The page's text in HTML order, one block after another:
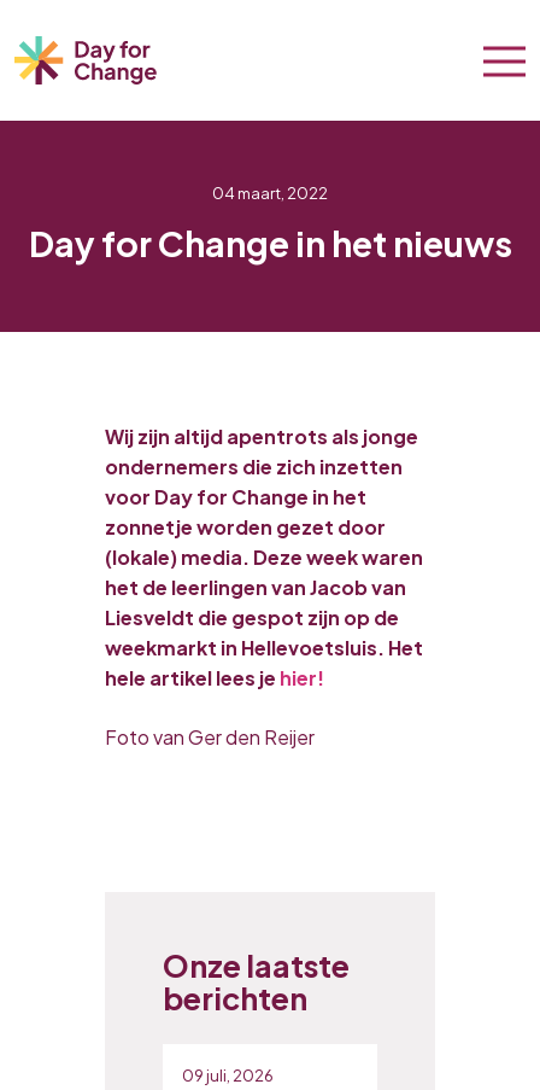
04 maart, 2022
Day for Change in het nieuws
Wij zijn altijd apentrots als jonge
ondernemers die zich inzetten
voor Day for Change in het
zonnetje worden gezet door
(lokale) media. Deze week waren
het de leerlingen van Jacob van
Liesveldt die gespot zijn op de
weekmarkt in Hellevoetsluis. Het
hele artikel lees je hier!
Foto van Ger den Reijer
Onze laatste
berichten
09 juli, 2026